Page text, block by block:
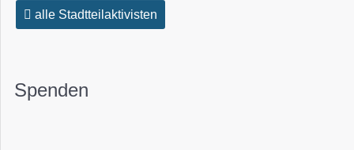
alle Stadtteilaktivisten
Spenden